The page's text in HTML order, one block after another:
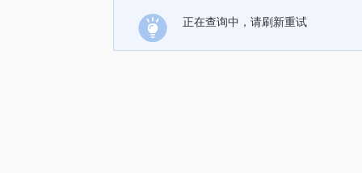
正在查询中，请刷新重试